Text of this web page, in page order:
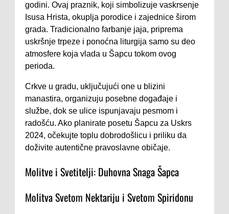
godini. Ovaj praznik, koji simbolizuje vaskrsenje
Isusa Hrista, okuplja porodice i zajednice širom
grada. Tradicionalno farbanje jaja, priprema
uskršnje trpeze i ponoćna liturgija samo su deo
atmosfere koja vlada u Šapcu tokom ovog
perioda.
Crkve u gradu, uključujući one u blizini
manastira, organizuju posebne događaje i
službe, dok se ulice ispunjavaju pesmom i
radošću. Ako planirate posetu Šapcu za Uskrs
2024, očekujte toplu dobrodošlicu i priliku da
doživite autentične pravoslavne običaje.
Molitve i Svetitelji: Duhovna Snaga Šapca
Molitva Svetom Nektariju i Svetom Spiridonu